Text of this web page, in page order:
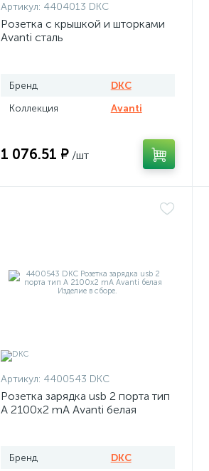
Артикул: 4404013 DKC
Розетка с крышкой и шторками
Avanti сталь
Бренд
DKC
Коллекция
Avanti
1 076.51 ₽ /шт
Артикул: 4400543 DKC
Розетка зарядка usb 2 порта тип
А 2100х2 mA Avanti белая
Бренд
DKC